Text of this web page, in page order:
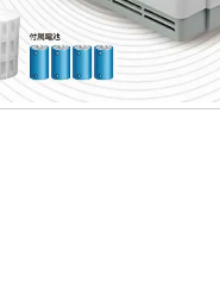
ファン付きウェ
防寒
イーブンリバー
ビッグボーン商